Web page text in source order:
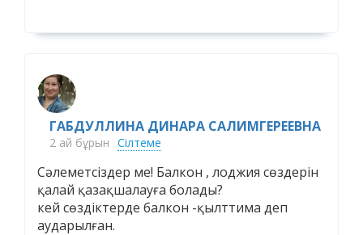
ГАБДУЛЛИНА ДИНАРА САЛИМГЕРЕЕВНА
2 ай бұрын Сілтеме
Cәлеметсіздер ме! Балкон , лоджия сөздерін
қалай қазақшалауға болады?
кей сөздіктерде балкон -қылттима деп
аударылған.